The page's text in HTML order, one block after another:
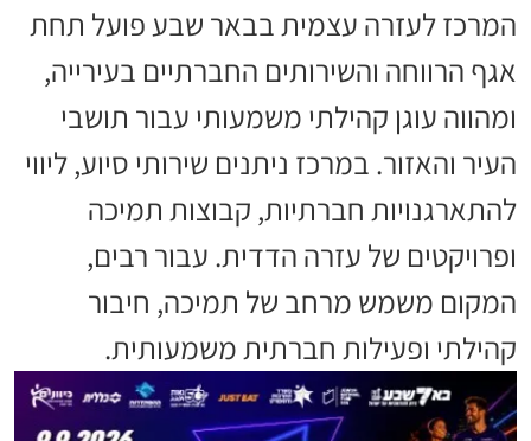
המרכז לעזרה עצמית בבאר שבע פועל תחת
אגף הרווחה והשירותים החברתיים בעירייה,
ומהווה עוגן קהילתי משמעותי עבור תושבי
העיר והאזור. במרכז ניתנים שירותי סיוע, ליווי
להתארגנויות חברתיות, קבוצות תמיכה
ופרויקטים של עזרה הדדית. עבור רבים,
המקום משמש מרחב של תמיכה, חיבור
קהילתי ופעילות חברתית משמעותית.